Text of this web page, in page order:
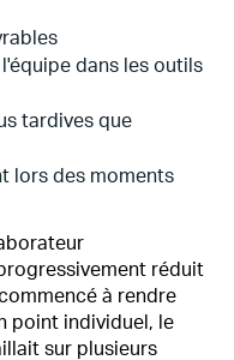
dans les outils
tardives que
lors des moments
réduit
à rendre
point individuel, le
sur plusieurs